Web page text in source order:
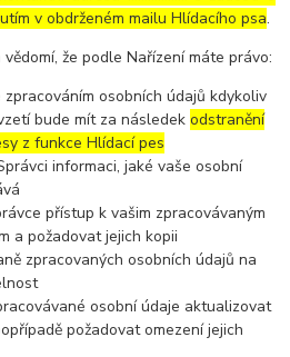
v obdrženém mailu Hlídacího psa.
že podle Nařízení máte právo:
osobních údajů kdykoliv
bude mít za následekodstranění
z funkce Hlídací pes
informaci, jaké vaše osobní
přístup k vašim zpracovávaným
a požadovat jejich kopii
zpracovaných osobních údajů na
osobní údaje aktualizovat
požadovat omezení jejich